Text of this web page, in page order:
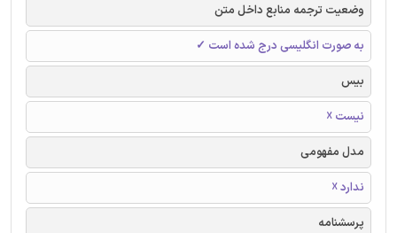
وضعیت ترجمه منابع داخل متن
به صورت انگلیسی درج شده است ✓
بیس
نیست ☓
مدل مفهومی
ندارد ☓
پرسشنامه